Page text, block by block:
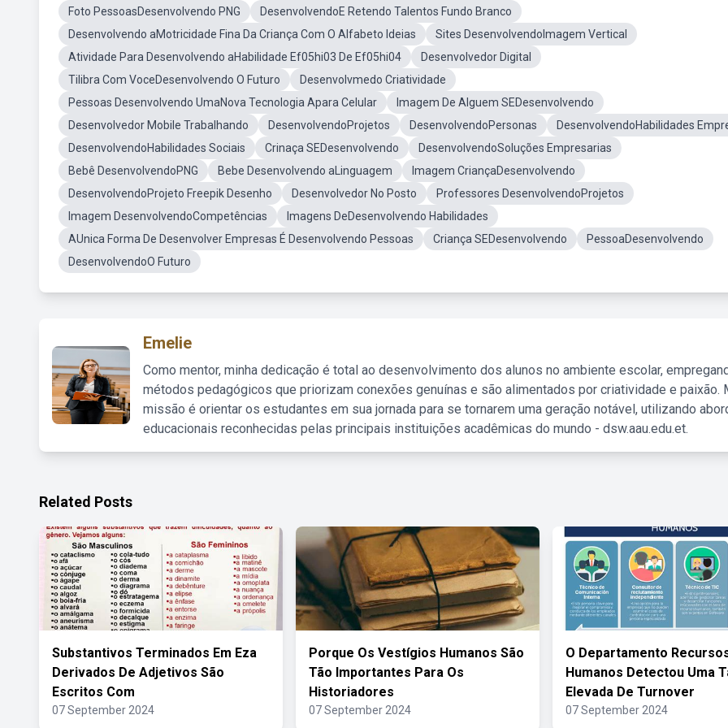
Foto PessoasDesenvolvendo PNG
DesenvolvendoE Retendo Talentos Fundo Branco
Desenvolvendo aMotricidade Fina Da Criança Com O Alfabeto Ideias
Sites DesenvolvendoImagem Vertical
Atividade Para Desenvolvendo aHabilidade Ef05hi03 De Ef05hi04
Desenvolvedor Digital
Tilibra Com VoceDesenvolvendo O Futuro
Desenvolvmedo Criatividade
Pessoas Desenvolvendo UmaNova Tecnologia Apara Celular
Imagem De Alguem SEDesenvolvendo
Desenvolvedor Mobile Trabalhando
DesenvolvendoProjetos DesenvolvendoPersonas
DesenvolvendoHabilidades
DesenvolvendoHabilidades Sociais
Crinaça SEDesenvolvendo
DesenvolvendoSoluções Empresarias
Bebê DesenvolvendoPNG
Bebe Desenvolvendo aLinguagem
Imagem CriançaDesenvolvendo
DesenvolvendoProjeto Freepik Desenho
Desenvolvedor No Posto
Professores DesenvolvendoProjetos
Imagem DesenvolvendoCompetências
Imagens DeDesenvolvendo Habilidades
AUnica Forma De Desenvolver Empresas É Desenvolvendo Pessoas
Criança SEDesenvolvendo
PessoaDesenvolvendo
DesenvolvendoO Futuro
Emelie
Como mentor, minha dedicação é total ao desenvolvimento dos alunos no ambiente escolar,
métodos pedagógicos que priorizam conexões genuínas e são alimentados por criatividade e paixão.
missão é orientar os estudantes em sua jornada para se tornarem uma geração notável, utilizando
educacionais reconhecidas pelas principais instituições acadêmicas do mundo - dsw.aau.edu.et.
Related Posts
Substantivos Terminados Em Eza
Derivados De Adjetivos São
Escritos Com
07 September 2024
Porque Os Vestígios Humanos São
Tão Importantes Para Os
Historiadores
07 September 2024
O Departamento
Humanos Detectou Uma
Elevada De Turnover
07 September 2024